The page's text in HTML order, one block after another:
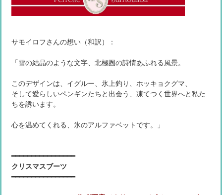
サモイロフさんの想い（和訳）：
「雪の結晶のような文字、北極圏の詩情あふれる風景。
このデザインは、イグルー、氷上釣り、ホッキョクグマ、
そして愛らしいペンギンたちと出会う、凍てつく世界へと私た
ちを誘います。
心を温めてくれる、氷のアルファベットです。」
━━━━━━━━━━━━━━━━
クリスマスブーツ
━━━━━━━━━━━━━━━━